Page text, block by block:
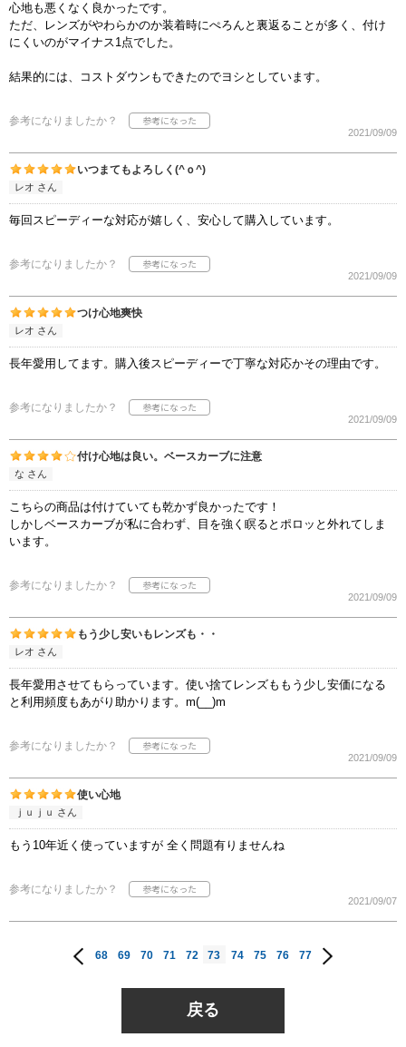
心地も悪くなく良かったです。
ただ、レンズがやわらかのか装着時にぺろんと裏返ることが多く、付け
にくいのがマイナス1点でした。
結果的には、コストダウンもできたのでヨシとしています。
参考になりましたか？
2021/09/09
いつまてもよろしく(^ｏ^)
レオ さん
毎回スピーディーな対応が嬉しく、安心して購入しています。
参考になりましたか？
2021/09/09
つけ心地爽快
レオ さん
長年愛用してます。購入後スピーディーで丁寧な対応かその理由です。
参考になりましたか？
2021/09/09
付け心地は良い。ベースカーブに注意
な さん
こちらの商品は付けていても乾かず良かったです！
しかしベースカーブが私に合わず、目を強く瞑るとポロッと外れてしま
います。
参考になりましたか？
2021/09/09
もう少し安いもレンズも・・
レオ さん
長年愛用させてもらっています。使い捨てレンズももう少し安価になる
と利用頻度もあがり助かります。m(__)m
参考になりましたか？
2021/09/09
使い心地
ｊｕｊｕ さん
もう10年近く使っていますが 全く問題有りませんね
参考になりましたか？
2021/09/07
68 69 70 71 72 73 74 75 76 77
戻る